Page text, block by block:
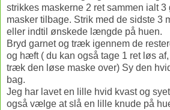
strikkes maskerne 2 ret sammen ialt 3
masker tilbage. Strik med de sidste 3
eller indtil ønskede længde på huen.
Bryd garnet og træk igennem de
og hæft ( du kan også tage 1 ret løs
træk den løse maske over) Sy den
bag.
Jeg har lavet en lille hvid kvast og
også vælge at slå en lille knude på